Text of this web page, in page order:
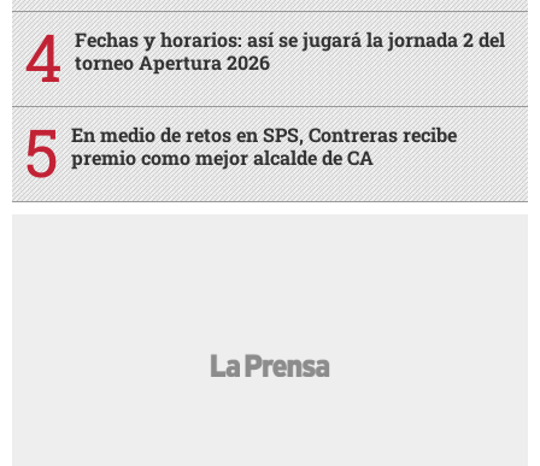
Fechas y horarios: así se jugará la jornada 2 del
torneo Apertura 2026
En medio de retos en SPS, Contreras recibe
premio como mejor alcalde de CA